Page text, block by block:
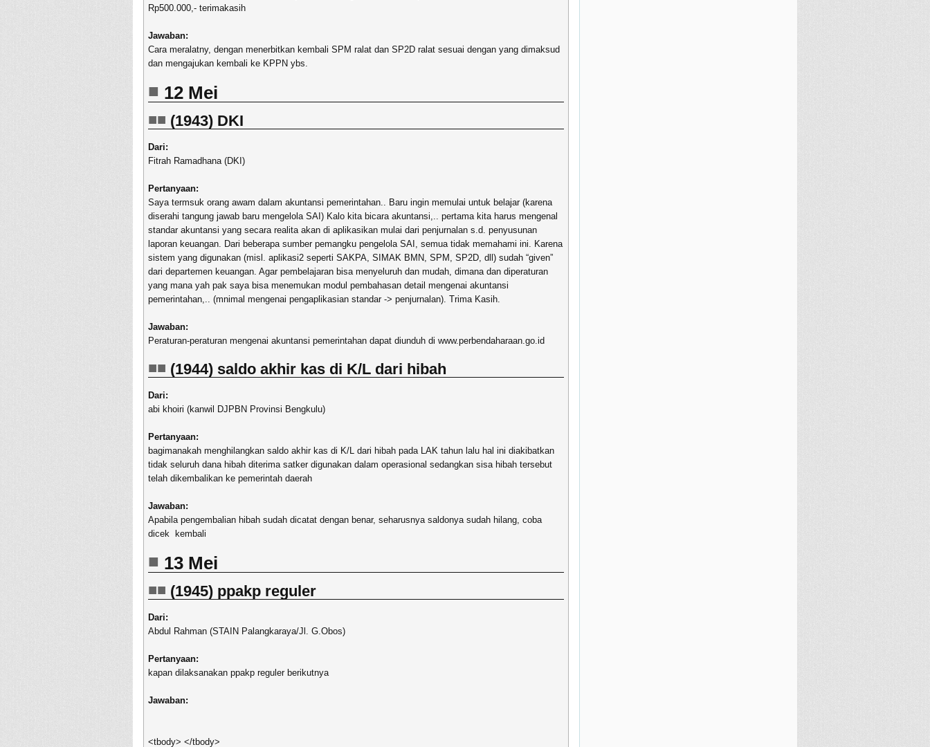
Rp500.000,- terimakasih
Jawaban:
Cara meralatny, dengan menerbitkan kembali SPM ralat dan SP2D ralat sesuai dengan yang dimaksud
dan mengajukan kembali ke KPPN ybs.
12 Mei
(1943) DKI
Dari:
Fitrah Ramadhana (DKI)
Pertanyaan:
Saya termsuk orang awam dalam akuntansi pemerintahan.. Baru ingin memulai untuk belajar (karena
diserahi tangung jawab baru mengelola SAI) Kalo kita bicara akuntansi,.. pertama kita harus mengenal
standar akuntansi yang secara realita akan di aplikasikan mulai dari penjurnalan s.d. penyusunan
laporan keuangan. Dari beberapa sumber pemangku pengelola SAI, semua tidak memahami ini. Karena
sistem yang digunakan (misl. aplikasi2 seperti SAKPA, SIMAK BMN, SPM, SP2D, dll) sudah “given”
dari departemen keuangan. Agar pembelajaran bisa menyeluruh dan mudah, dimana dan diperaturan
yang mana yah pak saya bisa menemukan modul pembahasan detail mengenai akuntansi
pemerintahan,.. (mnimal mengenai pengaplikasian standar -> penjurnalan). Trima Kasih.
Jawaban:
Peraturan-peraturan mengenai akuntansi pemerintahan dapat diunduh di www.perbendaharaan.go.id
(1944) saldo akhir kas di K/L dari hibah
Dari:
abi khoiri (kanwil DJPBN Provinsi Bengkulu)
Pertanyaan:
bagimanakah menghilangkan saldo akhir kas di K/L dari hibah pada LAK tahun lalu hal ini diakibatkan
tidak seluruh dana hibah diterima satker digunakan dalam operasional sedangkan sisa hibah tersebut
telah dikembalikan ke pemerintah daerah
Jawaban:
Apabila pengembalian hibah sudah dicatat dengan benar, seharusnya saldonya sudah hilang, coba
dicek kembali
13 Mei
(1945) ppakp reguler
Dari:
Abdul Rahman (STAIN Palangkaraya/Jl. G.Obos)
Pertanyaan:
kapan dilaksanakan ppakp reguler berikutnya
Jawaban:
<tbody> </tbody>